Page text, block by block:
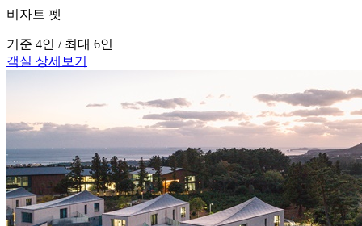
비자트 펫
기준 4인 / 최대 6인
객실 상세보기